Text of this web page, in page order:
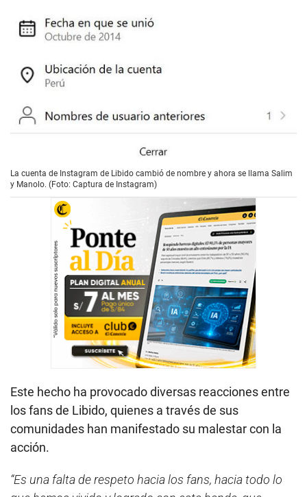
La cuenta de Instagram de Libido cambió de nombre y ahora se llama Salim
y Manolo. (Foto: Captura de Instagram)
Este hecho ha provocado diversas reacciones entre
los fans de Libido, quienes a través de sus
comunidades han manifestado su malestar con la
acción.
“Es una falta de respeto hacia los fans, hacia todo lo